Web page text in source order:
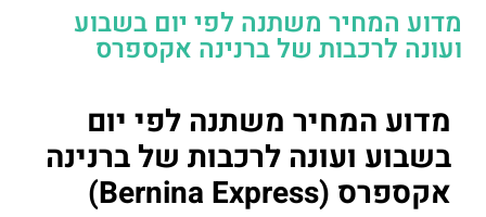
מדוע המחיר משתנה לפי יום בשבוע
ועונה לרכבות של ברנינה אקספרס
מדוע המחיר משתנה לפי יום
בשבוע ועונה לרכבות של ברנינה
אקספרס (Bernina Express)